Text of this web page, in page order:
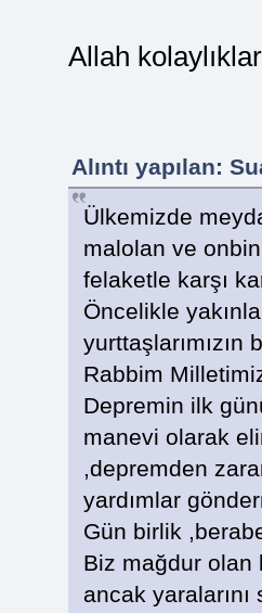
Allah
Alıntı yapılan:
Ülkemizde
malolan ve
felaketle karşı
Öncelikle
yurttaşlarımızın
Rabbim
Depremin ilk
manevi olarak
,depremden
yardımlar
Gün birlik
Biz mağdur olan
ancak